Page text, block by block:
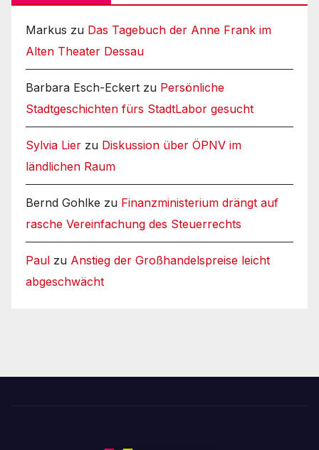
Markus zu Das Tagebuch der Anne Frank im
Alten Theater Dessau
Barbara Esch-Eckert zu Persönliche
Stadtgeschichten fürs StadtLabor gesucht
Sylvia Lier zu Diskussion über ÖPNV im
ländlichen Raum
Bernd Gohlke zu Finanzministerium drängt auf
rasche Vereinfachung des Steuerrechts
Paul zu Anstieg der Großhandelspreise leicht
abgeschwächt